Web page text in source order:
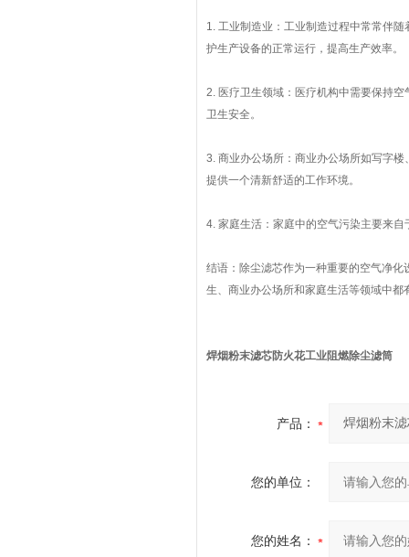
1. 工业制造业：工业制造过程中常常伴
护生产设备的正常运行，提高生产效率。
2. 医疗卫生领域：医疗机构中需要保持
卫生安全。
3. 商业办公场所：商业办公场所如写字
提供一个清新舒适的工作环境。
4. 家庭生活：家庭中的空气污染主要来
结语：除尘滤芯作为一种重要的空气净
生、商业办公场所和家庭生活等领域中
焊烟粉末滤芯防火花工业阻燃除尘滤筒
产品：
您的单位：
您的姓名：